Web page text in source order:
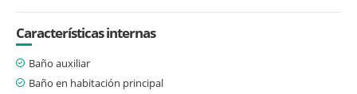
Características internas
Baño auxiliar
Baño en habitación principal